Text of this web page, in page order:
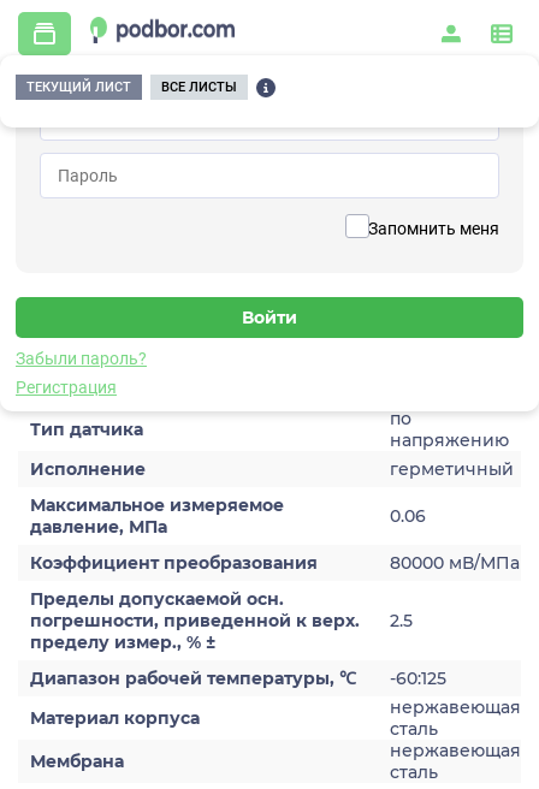
Запомнить меня
Забыли пароль?
Регистрация
ТЕКУЩИЙ ЛИСТ ВСЕ ЛИСТЫ
Главная / Контрольно-измерительные приборы и автоматика / Датчики /
Динамического давления / 5V101TA-0,6
Датчик динамического давления
Характеристики
Тип датчика
по
напряжению
Исполнение
герметичный
Максимальное измеряемое
давление, МПа
0.06
Коэффициент преобразования
80000 мВ/МПа
Пределы допускаемой осн.
погрешности, приведенной к верх.
пределу измер., % ±
2.5
Диапазон рабочей температуры, ℃
-60:125
Материал корпуса
нержавеющая
сталь
Мембрана
нержавеющая
сталь